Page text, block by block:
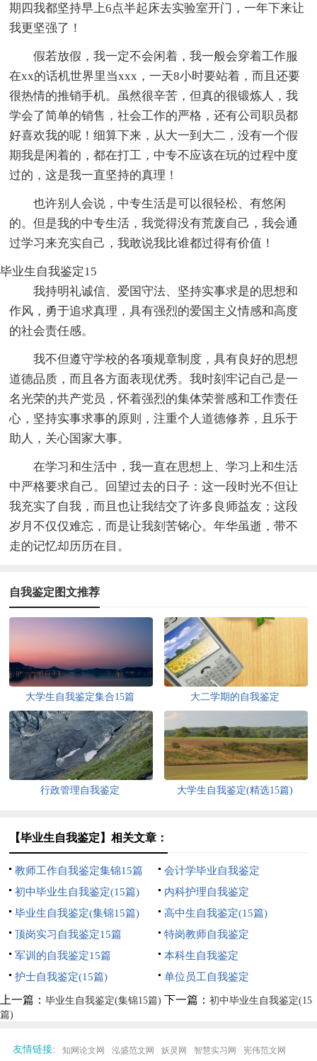
期四我都坚持早上6点半起床去实验室开门，一年下来让
我更坚强了！
假若放假，我一定不会闲着，我一般会穿着工作服
在xx的话机世界里当xxx，一天8小时要站着，而且还要
很热情的推销手机。虽然很辛苦，但真的很锻炼人，我
学会了简单的销售，社会工作的严格，还有公司职员都
好喜欢我的呢！细算下来，从大一到大二，没有一个假
期我是闲着的，都在打工，中专不应该在玩的过程中度
过的，这是我一直坚持的真理！
也许别人会说，中专生活是可以很轻松、有悠闲
的。但是我的中专生活，我觉得没有荒废自己，我会通
过学习来充实自己，我敢说我比谁都过得有价值！
毕业生自我鉴定15
我持明礼诚信、爱国守法、坚持实事求是的思想和
作风，勇于追求真理，具有强烈的爱国主义情感和高度
的社会责任感。
我不但遵守学校的各项规章制度，具有良好的思想
道德品质，而且各方面表现优秀。我时刻牢记自己是一
名光荣的共产党员，怀着强烈的集体荣誉感和工作责任
心，坚持实事求事的原则，注重个人道德修养，且乐于
助人，关心国家大事。
在学习和生活中，我一直在思想上、学习上和生活
中严格要求自己。回望过去的日子：这一段时光不但让
我充实了自我，而且也让我结交了许多良师益友；这段
岁月不仅仅难忘，而是让我刻苦铭心。年华虽逝，带不
走的记忆却历历在目。
自我鉴定图文推荐
大学生自我鉴定集合15篇 大二学期的自我鉴定
行政管理自我鉴定 大学生自我鉴定(精选15篇)
【毕业生自我鉴定】相关文章：
教师工作自我鉴定集锦15篇
会计学毕业自我鉴定
初中毕业生自我鉴定(15篇)
内科护理自我鉴定
毕业生自我鉴定(集锦15篇)
高中生自我鉴定(15篇)
顶岗实习自我鉴定15篇
特岗教师自我鉴定
军训的自我鉴定15篇
本科生自我鉴定
护士自我鉴定(15篇)
单位员工自我鉴定
上一篇： 毕业生自我鉴定(集锦15篇) 下一篇： 初中毕业生自我鉴定(15
篇)
友情链接: 知网论文网 泓盛范文网 妖灵网 智慧实习网 宪伟范文网